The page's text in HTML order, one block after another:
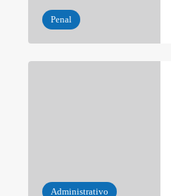
Penal
Administrativo